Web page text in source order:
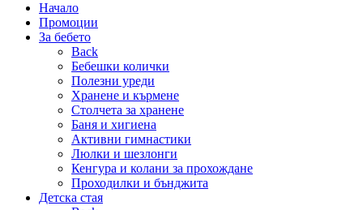
Начало
Промоции
За бебето
Back
Бебешки колички
Полезни уреди
Хранене и кърмене
Столчета за хранене
Баня и хигиена
Активни гимнастики
Люлки и шезлонги
Кенгура и колани за прохождане
Проходилки и бънджита
Детска стая